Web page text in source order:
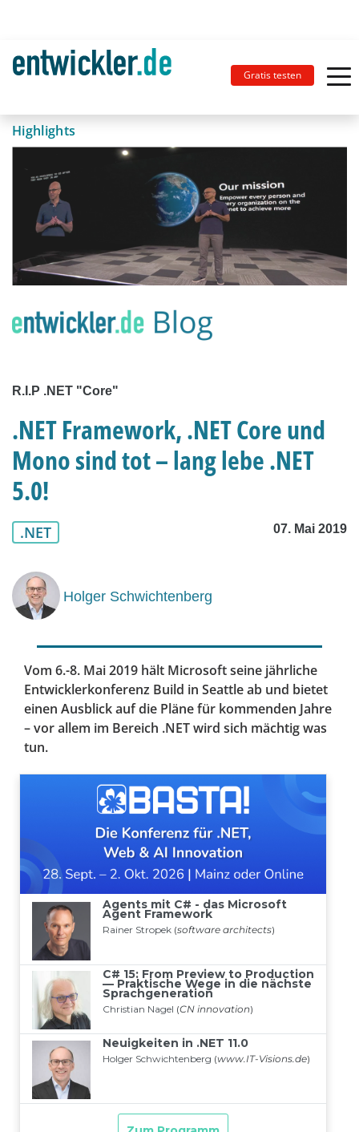
Gratis testen
Highlights
R.I.P .NET "Core"
.NET Framework, .NET Core und
Mono sind tot – lang lebe .NET
5.0!
.NET 07. Mai 2019
Holger Schwichtenberg
Vom 6.-8. Mai 2019 hält Microsoft seine jährliche
Entwicklerkonferenz Build in Seattle ab und bietet
einen Ausblick auf die Pläne für kommenden Jahre
– vor allem im Bereich .NET wird sich mächtig was
tun.